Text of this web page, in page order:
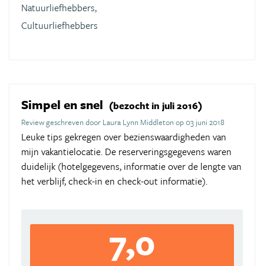
Natuurliefhebbers,
Cultuurliefhebbers
Simpel en snel (bezocht in juli 2016)
Review geschreven door Laura Lynn Middleton op 03 juni 2018
Leuke tips gekregen over bezienswaardigheden van
mijn vakantielocatie. De reserveringsgegevens waren
duidelijk (hotelgegevens, informatie over de lengte van
het verblijf, check-in en check-out informatie).
7,0